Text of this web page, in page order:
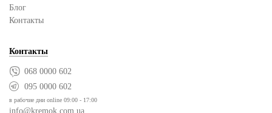
Блог
Контакты
Контакты
068 0000 602
095 0000 602
в рабочие дни online 09:00 - 17:00
info@kremok.com.ua